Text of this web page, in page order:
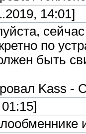
14:01]
по
быть
Kass -